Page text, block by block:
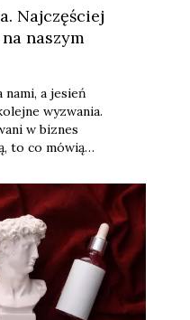
Najczęściej
naszym
nami, a jesień
wyzwania.
w biznes
to co mówią
oraz pozostali
chcą wiedzieć
przyniosą
przedstawiamy
najczęściej
portalu
w sierpniu